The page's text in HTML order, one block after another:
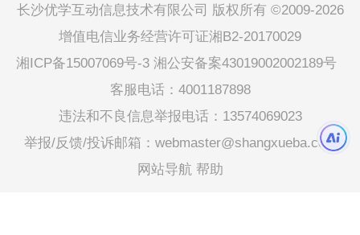
长沙优学互动信息技术有限公司 版权所有 ©2009-2026
增值电信业务经营许可证湘B2-20170029
湘ICP备15007069号-3 湘公安备案43019002002189号
客服电话：4001187898
违法和不良信息举报电话：13574069023
举报/反馈/投诉邮箱：webmaster@shangxueba.com
网站导航 帮助